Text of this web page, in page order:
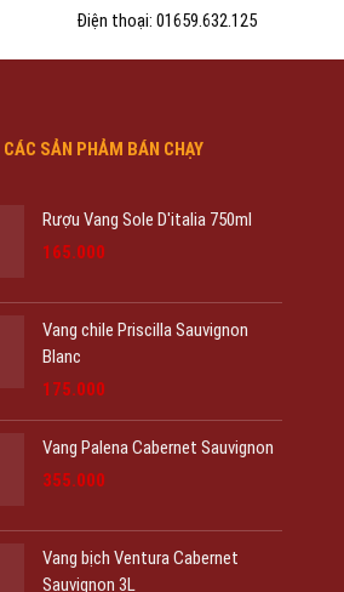
Điện thoại: 01659.632.125
CÁC SẢN PHẢM BÁN CHẠY
Rượu Vang Sole D'italia 750ml
Giá
165.000Giá
165.000₫.
Vang chile Priscilla Sauvignon
Blanc
Giá
215.000₫.
175.000Giá
là:
175.000₫.
Vang Palena Cabernet Sauvignon
Giá
355.000Giá
355.000₫.
Vang bịch Ventura Cabernet
Sauvignon 3L